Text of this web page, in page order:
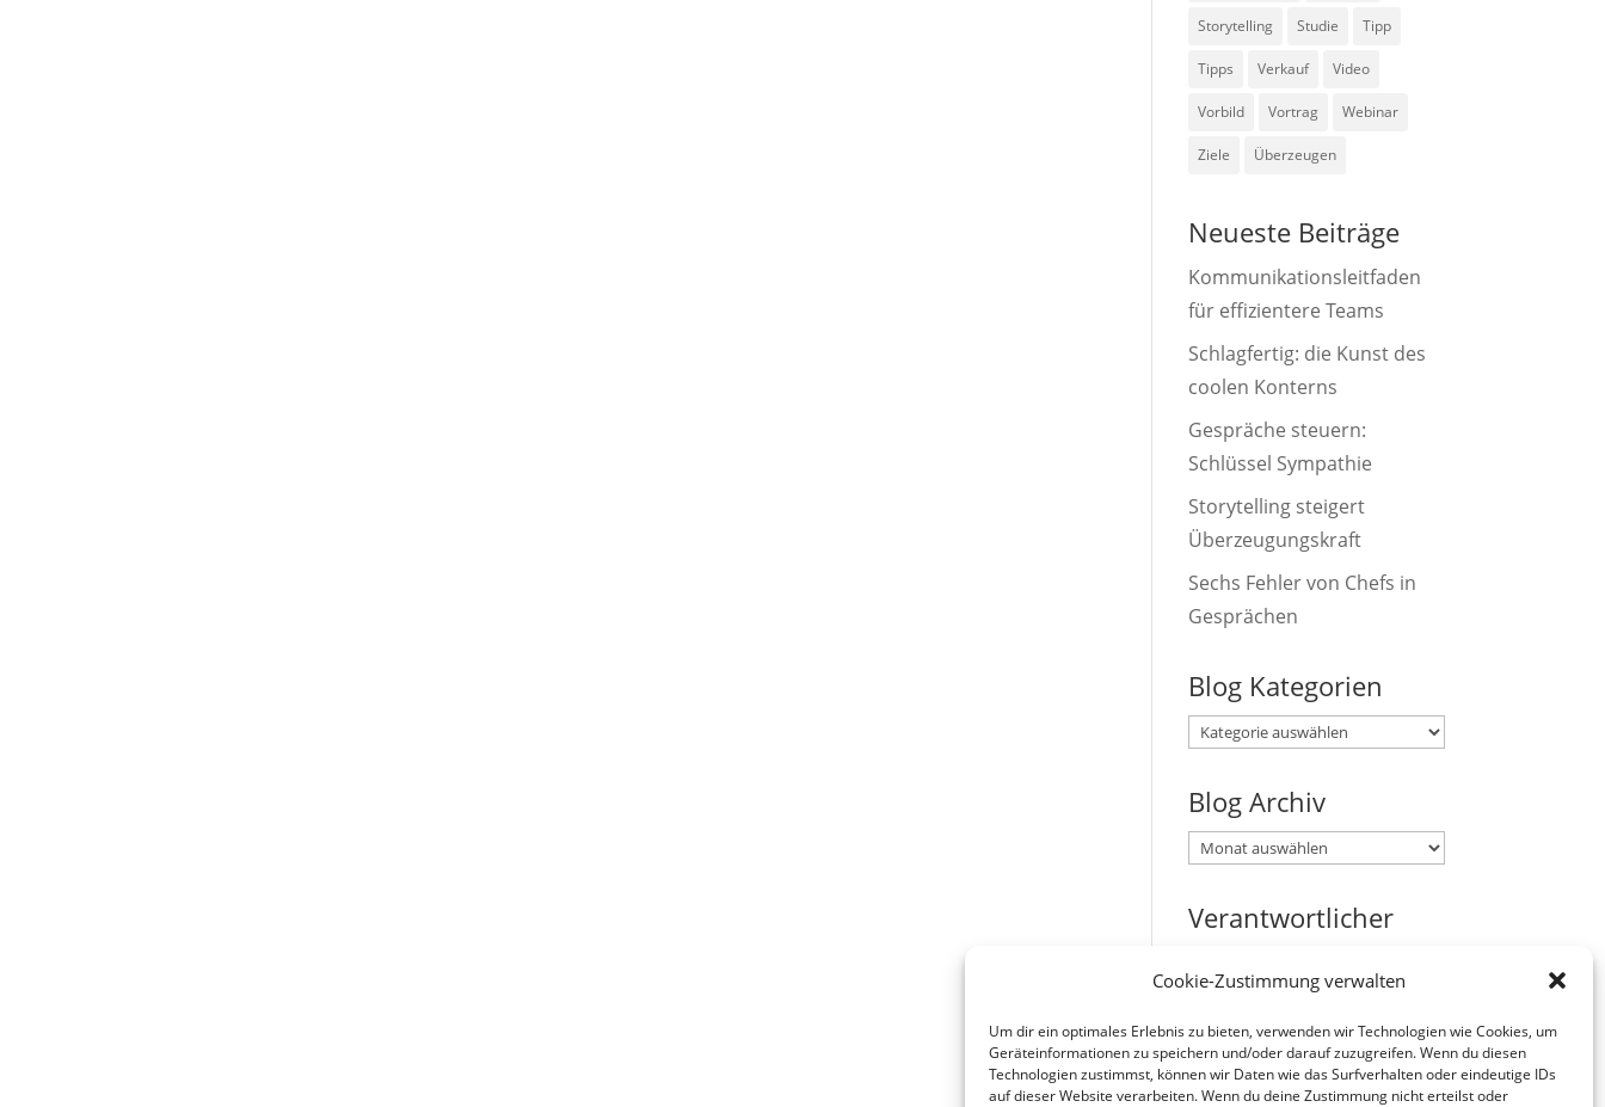
Cookie-Zustimmung verwalten
Um dir ein optimales Erlebnis zu bieten, verwenden wir Technologien wie Cookies, um
Geräteinformationen zu speichern und/oder darauf zuzugreifen. Wenn du diesen
Technologien zustimmst, können wir Daten wie das Surfverhalten oder eindeutige IDs
auf dieser Website verarbeiten. Wenn du deine Zustimmung nicht erteilst oder
Storytelling Studie Tipp
Tipps Verkauf Video
Vorbild Vortrag Webinar
Ziele Überzeugen
Neueste Beiträge
Kommunikationsleitfaden
für effizientere Teams
Schlagfertig: die Kunst des
coolen Konterns
Gespräche steuern:
Schlüssel Sympathie
Storytelling steigert
Überzeugungskraft
Sechs Fehler von Chefs in
Gesprächen
Blog Kategorien
Blog
Blog Archiv
Blog
Verantwortlicher
Abs. 2 MStV:
Jürgen Zirbik, Eichenweg 53,
96149 Breitengüßbach